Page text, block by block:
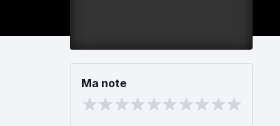
Ma note